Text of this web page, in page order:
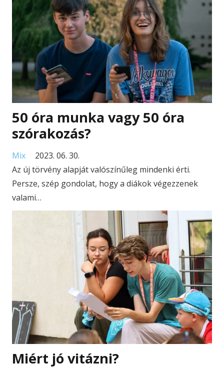
50 óra munka vagy 50 óra
szórakozás?
Mix
2023. 06. 30.
Az új törvény alapját valószínűleg mindenki érti.
Persze, szép gondolat, hogy a diákok végezzenek
valami…
Miért jó vitázni?